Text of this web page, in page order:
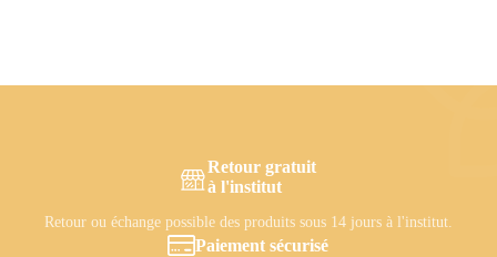
Retour gratuit
à l'institut
Retour ou échange possible des produits sous 14 jours à l'institut.
Paiement sécurisé